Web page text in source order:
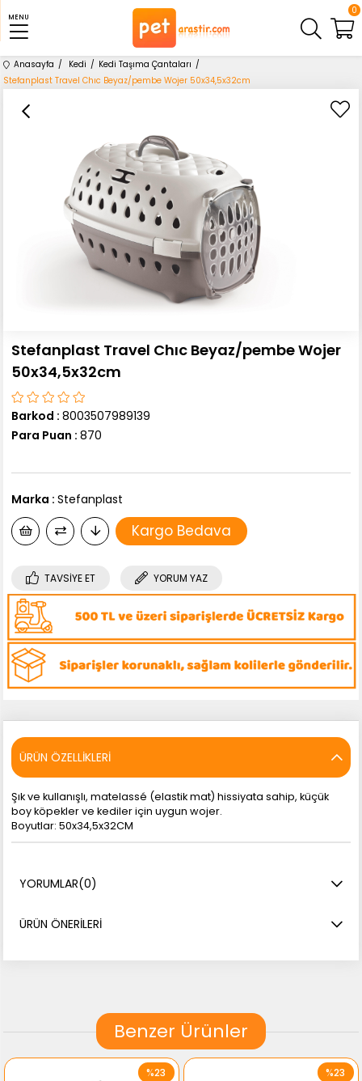
MENU
0
Anasayfa Kedi
Kedi Taşıma Çantaları
Stefanplast Travel Chıc Beyaz/pembe Wojer 50x34,5x32cm
Stefanplast Travel Chıc Beyaz/pembe Wojer
50x34,5x32cm
Barkod : 8003507989139
Para Puan : 870
Marka : Stefanplast
Kargo Bedava
TAVSIYE ET YORUM YAZ
ÜRÜN ÖZELLIKLERI
Şık ve kullanışlı, matelassé (elastik mat) hissiyata sahip, küçük
boy köpekler ve kediler için uygun wojer.
Boyutlar: 50x34,5x32CM
YORUMLAR(0)
ÜRÜN ÖNERILERI
Benzer Ürünler
%23 %23